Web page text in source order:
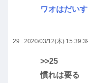
ワオはだい
29 : 2020/03/12(木)
>>25
慣れは要る